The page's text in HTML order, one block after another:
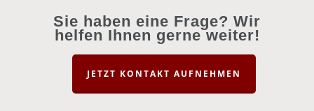
Sie haben eine Frage? Wir
helfen Ihnen gerne weiter!
JETZT KONTAKT AUFNEHMEN